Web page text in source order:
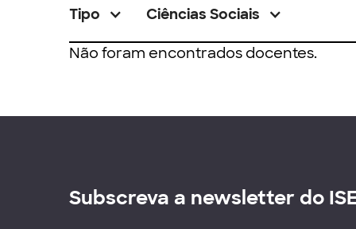
Tipo Ciências Sociais
Não foram encontrados docentes.
Subscreva a newsletter do